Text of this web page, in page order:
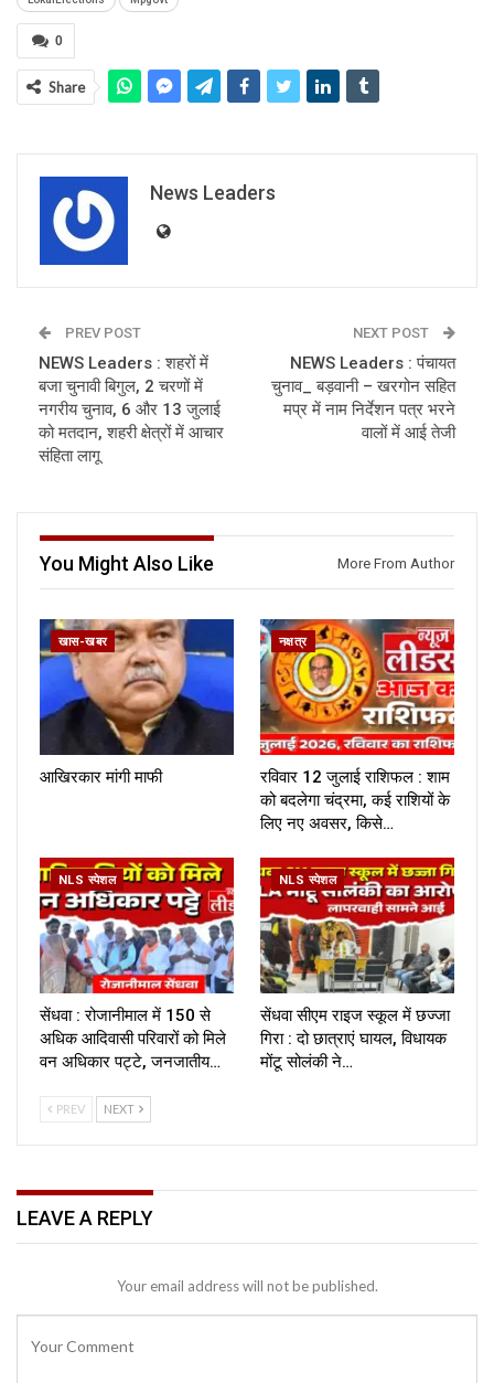
0
Share
News Leaders
PREV POST
NEWS Leaders : शहरों में
बजा चुनावी बिगुल, 2 चरणों में
नगरीय चुनाव, 6 और 13 जुलाई
को मतदान, शहरी क्षेत्रों में आचार
संहिता लागू
NEXT POST
NEWS Leaders : पंचायत
चुनाव_ बड़वानी – खरगोन सहित
मप्र में नाम निर्देशन पत्र भरने
वालों में आई तेजी
You Might Also Like More From Author
खास-खबर
आखिरकार मांगी माफी
नक्षत्र
रविवार 12 जुलाई राशिफल : शाम
को बदलेगा चंद्रमा, कई राशियों के
लिए नए अवसर, किसे…
NLS स्पेशल
सेंधवा : रोजानीमाल में 150 से
अधिक आदिवासी परिवारों को मिले
वन अधिकार पट्टे, जनजातीय…
NLS स्पेशल
सेंधवा सीएम राइज स्कूल में छज्जा
गिरा : दो छात्राएं घायल, विधायक
मोंटू सोलंकी ने…
PREV NEXT
LEAVE A REPLY
Your email address will not be published.